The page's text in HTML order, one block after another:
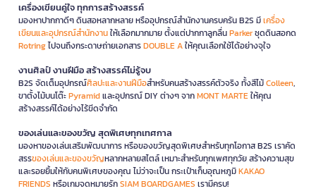
เครื่องเขียนคู่ใจ ทุกการสร้างสรรค์
มองหาปากกาดีๆ ดินสอหลากหลาย หรืออุปกรณ์สำนักงานครบครัน B2S มีเครื่อง
เขียนและอุปกรณ์สำนักงานให้เลือกมากมาย ตั้งแต่ปากกาลูกลื่นParkerชุดดินสอกด
Rotringไปจนถึงกระดาษถ่ายเอกสารDOUBLE Aให้คุณเลือกใช้ได้อย่างจุใจ
งานศิลป์ งานฝีมือ สร้างสรรค์ไม่รู้จบ
B2S จัดเต็มอุปกรณ์ศิลปะและงานฝีมือสำหรับคนสร้างสรรค์ตัวจริง ทั้งสีไม้Colleen,
ขาตั้งไม้บนโต๊ะPyramidและอุปกรณ์ DIY ต่างๆ จากMONT MARTEให้คุณ
สร้างสรรค์ได้อย่างไร้ขีดจำกัด
ของเล่นและของขวัญ สุดพิเศษทุกเทศกาล
มองหาของเล่นเสริมพัฒนาการ หรือของขวัญสุดพิเศษสำหรับทุกโอกาส B2S เราคัด
สรรของเล่นและของขวัญหลากหลายสไตล์ เหมาะสำหรับทุกเพศทุกวัย สร้างความสุข
และรอยยิ้มให้กับคนพิเศษของคุณ ไม่ว่าจะเป็น กระเป๋าเก็บอุณหภูมิKAKAO
FRIENDS หรือเกมจดหมายรักSIAM BOARDGAMES เรามีครบ!